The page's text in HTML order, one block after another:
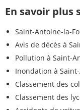
En savoir plus
Saint-Antoine-la-
Avis de décès à
Pollution à Saint-
Inondation à
Classement des
Classement des